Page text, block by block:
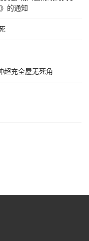
的通知
超充全屋无死角